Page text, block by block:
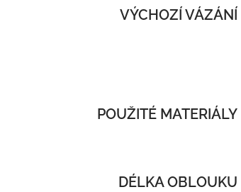
VÝCHOZÍ VÁZÁNÍ
POUŽITÉ MATERIÁLY
DÉLKA OBLOUKU